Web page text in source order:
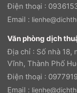
Điện thoại :
Email :
Văn phòng dịch
Địa chỉ : Số nhà 18,
Vĩnh, Thành Phố
Điện thoại :
Email :